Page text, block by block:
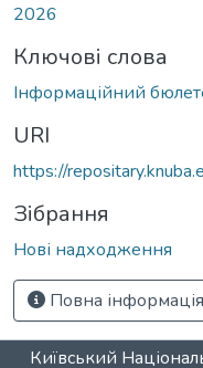
2026
Ключові слова
Інформаційний
URI
https://
Зібрання
Нові надходження
Повна
Київський